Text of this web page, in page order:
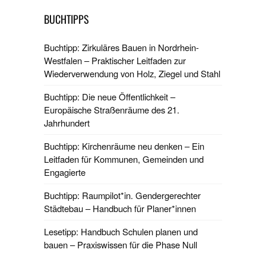
BUCHTIPPS
Buchtipp: Zirkuläres Bauen in Nordrhein-
Westfalen – Praktischer Leitfaden zur
Wiederverwendung von Holz, Ziegel und Stahl
Buchtipp: Die neue Öffentlichkeit –
Europäische Straßenräume des 21.
Jahrhundert
Buchtipp: Kirchenräume neu denken – Ein
Leitfaden für Kommunen, Gemeinden und
Engagierte
Buchtipp: Raumpilot*in. Gendergerechter
Städtebau – Handbuch für Planer*innen
Lesetipp: Handbuch Schulen planen und
bauen – Praxiswissen für die Phase Null